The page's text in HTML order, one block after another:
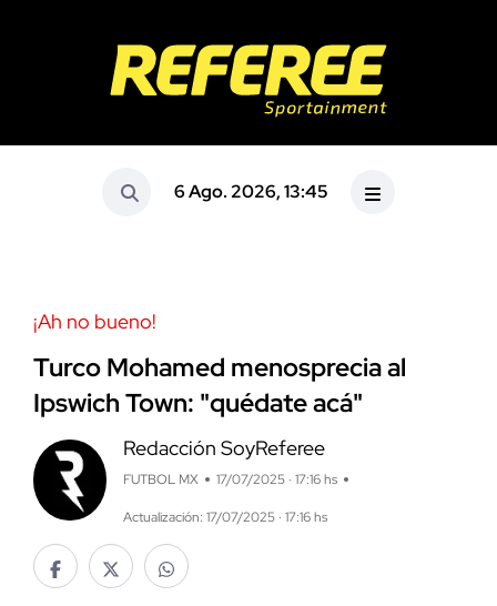
6 Ago. 2026, 13:45
¡Ah no bueno!
Turco Mohamed menosprecia al
Ipswich Town: "quédate acá"
Redacción SoyReferee
FUTBOL MX 17/07/2025 · 17:16 hs
Actualización: 17/07/2025 · 17:16 hs